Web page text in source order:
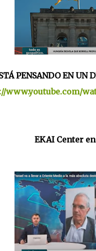
PENSANDO EN UN
www.youtube.com/
EKAI Center